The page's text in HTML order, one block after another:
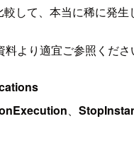
して、本当に稀に発生
より適宜ご参照くださ
、